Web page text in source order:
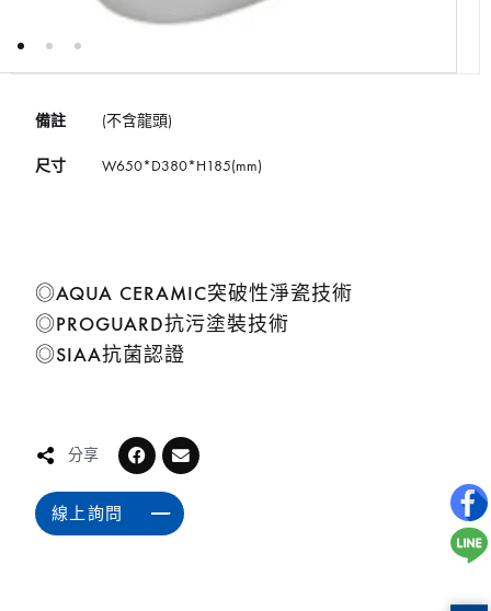
備註 (不含龍頭)
尺寸 W650*D380*H185(mm)
◎AQUA CERAMIC突破性淨瓷技術
◎PROGUARD抗污塗裝技術
◎SIAA抗菌認證
分享
線上詢問